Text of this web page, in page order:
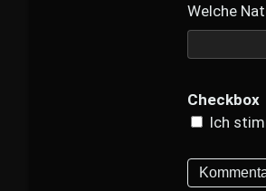
Welche
Checkbox
Ich